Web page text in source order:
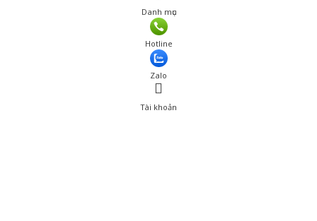
Danh mục
Hotline
Zalo
Tài khoản